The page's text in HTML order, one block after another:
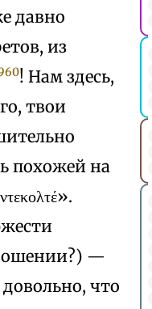
давно
из
! Нам здесь,
твои
похожей на
—
что